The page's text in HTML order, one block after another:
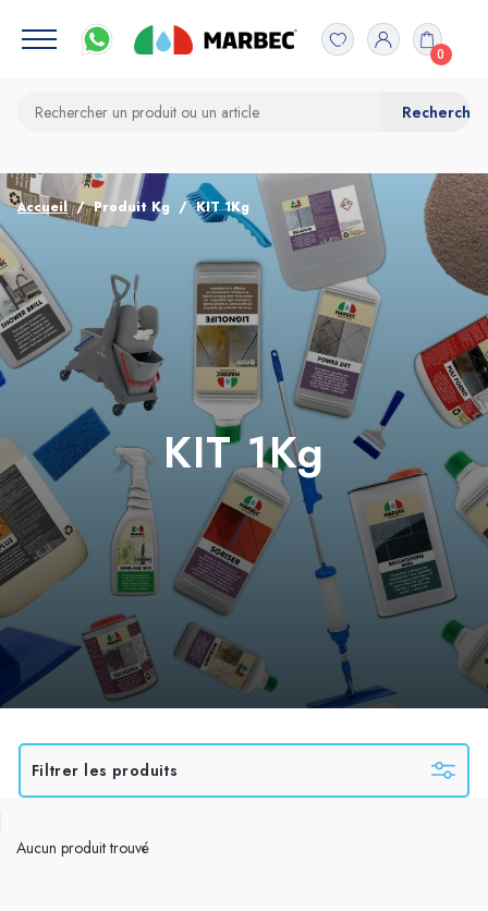
0
Accueil Produit Kg KIT 1Kg
KIT 1Kg
Filtrer les produits
Aucun produit trouvé